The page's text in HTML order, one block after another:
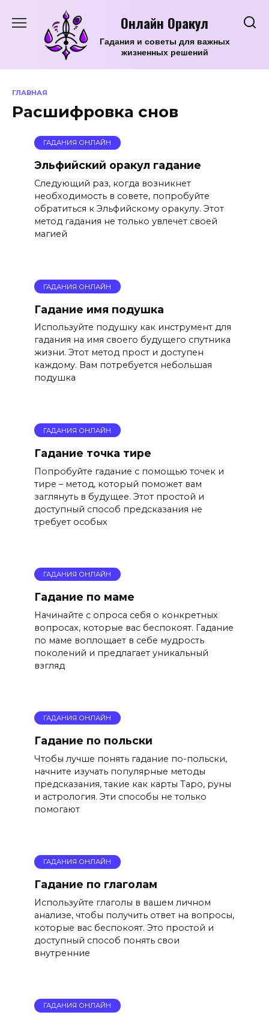
содержанию
Онлайн Оракул
Гадания и советы для важных
жизненных решений
ГЛАВНАЯ
Расшифровка снов
ГАДАНИЯ ОНЛАЙН
Эльфийский оракул гадание
Следующий раз, когда возникнет
необходимость в совете, попробуйте
обратиться к Эльфийскому оракулу. Этот
метод гадания не только увлечет своей
магией
ГАДАНИЯ ОНЛАЙН
Гадание имя подушка
Используйте подушку как инструмент для
гадания на имя своего будущего спутника
жизни. Этот метод прост и доступен
каждому. Вам потребуется небольшая
подушка
ГАДАНИЯ ОНЛАЙН
Гадание точка тире
Попробуйте гадание с помощью точек и
тире – метод, который поможет вам
заглянуть в будущее. Этот простой и
доступный способ предсказания не
требует особых
ГАДАНИЯ ОНЛАЙН
Гадание по маме
Начинайте с опроса себя о конкретных
вопросах, которые вас беспокоят. Гадание
по маме воплощает в себе мудрость
поколений и предлагает уникальный
взгляд
ГАДАНИЯ ОНЛАЙН
Гадание по польски
Чтобы лучше понять гадание по-польски,
начните изучать популярные методы
предсказания, такие как карты Таро, руны
и астрология. Эти способы не только
помогают
ГАДАНИЯ ОНЛАЙН
Гадание по глаголам
Используйте глаголы в вашем личном
анализе, чтобы получить ответ на вопросы,
которые вас беспокоят. Это простой и
доступный способ понять свои
внутренние
ГАДАНИЯ ОНЛАЙН